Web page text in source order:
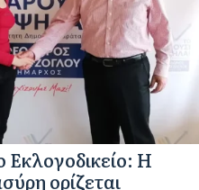
Η
ορίζεται